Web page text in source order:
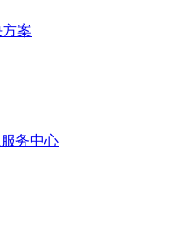
案
务中心